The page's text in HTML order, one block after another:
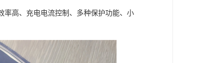
率高、充电电流控制、多种保护功能、小